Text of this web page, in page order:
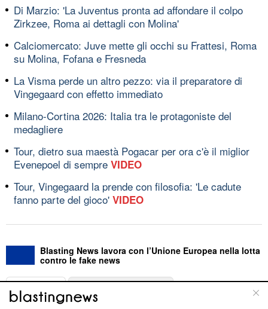
Di Marzio: 'La Juventus pronta ad affondare il colpo
Zirkzee, Roma ai dettagli con Molina'
Calciomercato: Juve mette gli occhi su Frattesi, Roma
su Molina, Fofana e Fresneda
La Visma perde un altro pezzo: via il preparatore di
Vingegaard con effetto immediato
Milano-Cortina 2026: Italia tra le protagoniste del
medagliere
Tour, dietro sua maestà Pogacar per ora c'è il miglior
Evenepoel di sempre VIDEO
Tour, Vingegaard la prende con filosofia: 'Le cadute
fanno parte del gioco' VIDEO
Blasting News lavora con l’Unione Europea nella lotta
contro le fake news
ABOUT